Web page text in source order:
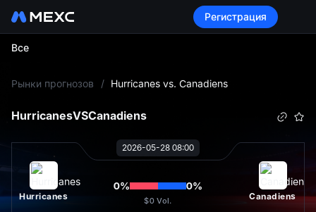
Регистрация
Все
Рынки прогнозов / Hurricanes vs. Canadiens
HurricanesVSCanadiens
2026-05-28 08:00
Hurricanes
0% 0%
$0 Vol. Canadiens